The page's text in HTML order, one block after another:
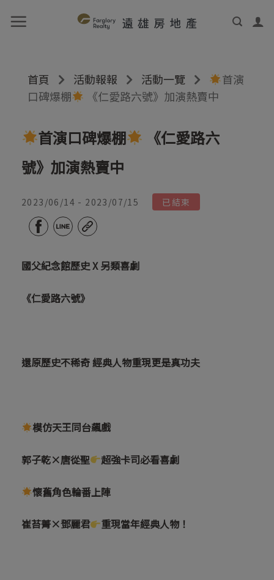
首頁 活動報報 活動一覽
首演
口碑爆棚
《仁愛路六號》加演熱賣中
首演口碑爆棚
《仁愛路六
號》加演熱賣中
2023/06/14 - 2023/07/15 已結束
國父紀念館歷史X另類喜劇
《仁愛路六號》
還原歷史不稀奇 經典人物重現更是真功夫
模仿天王同台飆戲
郭子乾×唐從聖 超強卡司必看喜劇
懷舊角色輪番上陣
崔苔菁×鄧麗君 重現當年經典人物！